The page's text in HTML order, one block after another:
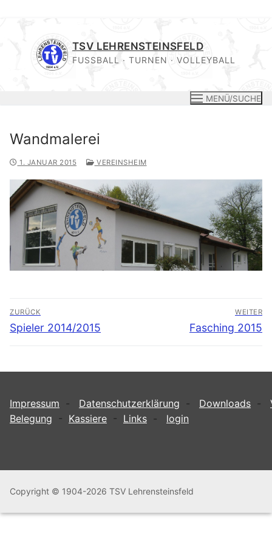
springen
TSV LEHRENSTEINSFELD
FUSSBALL · TURNEN · VOLLEYBALL
MENÜ/SUCHE
Wandmalerei
1. JANUAR 2015 VEREINSHEIM
Beitragsnavigation
ZURÜCK
Vorheriger
Spieler 2014/2015
WEITER
Nächster
Fasching 2015
Impressum - Datenschutzerklärung - Downloads -
Belegung - Kassiere - Links - login
Copyright © 1904-2026 TSV Lehrensteinsfeld